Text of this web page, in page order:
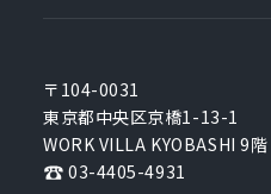
〒104-0031
東京都中央区京橋1-13-1
WORK VILLA KYOBASHI 9階
03-4405-4931